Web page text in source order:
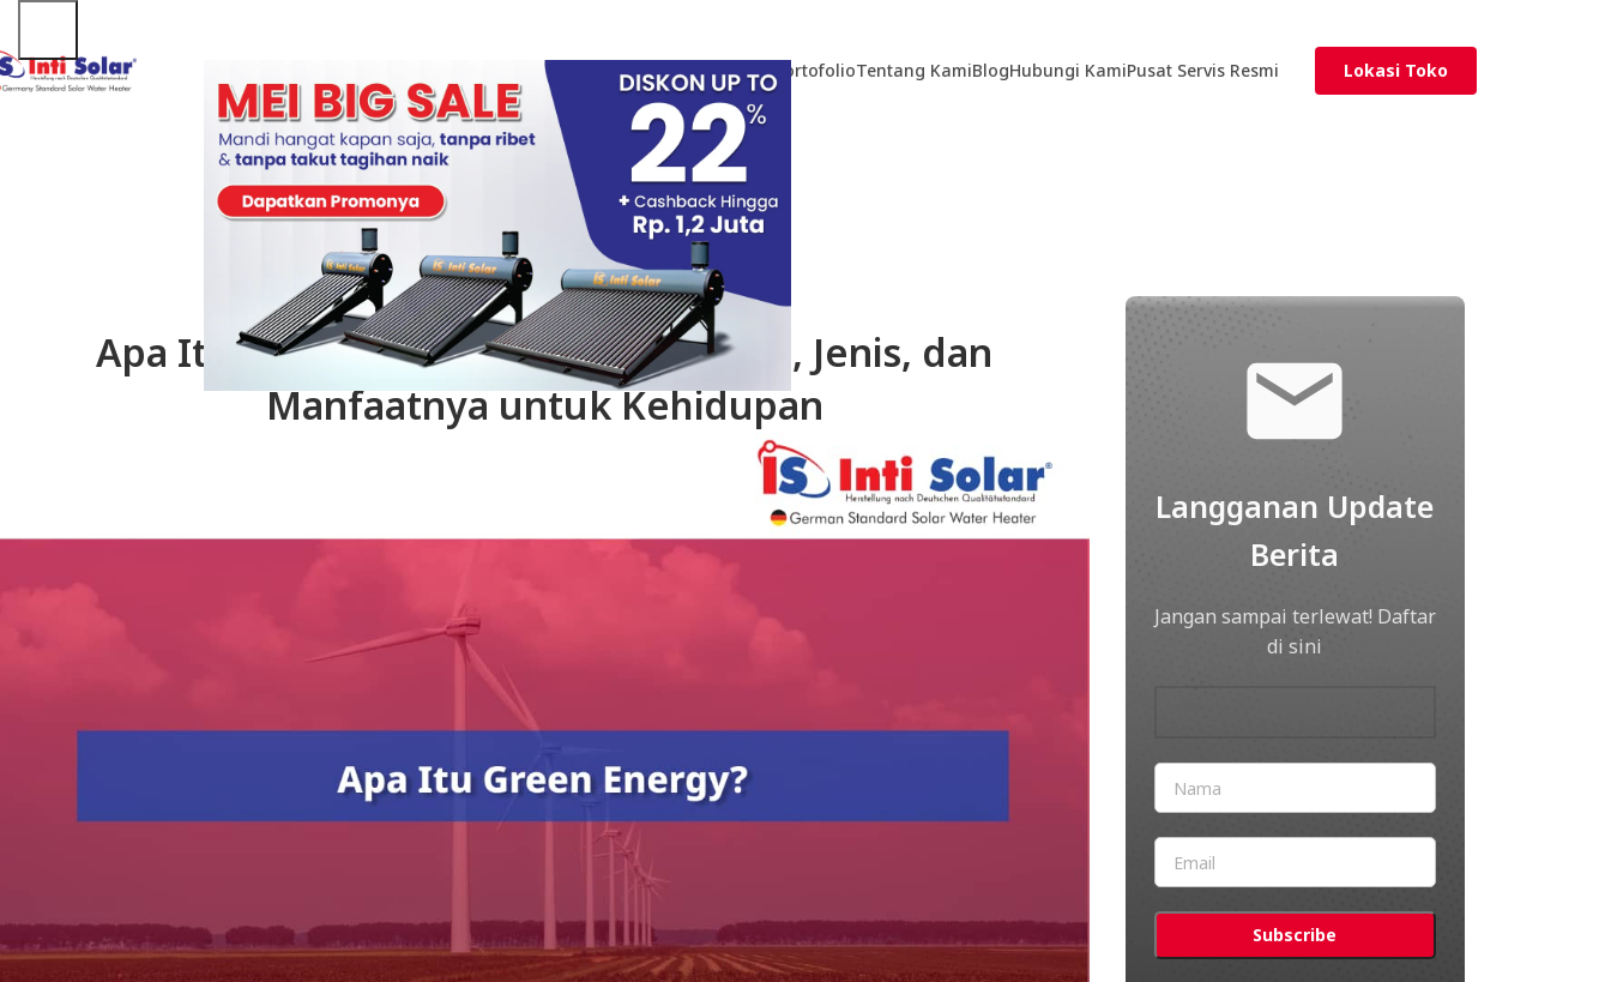
Home ProdukTeknologi PortofolioTentang KamiBlogHubungi KamiPusat Servis Resmi Lokasi Toko
ARTIKEL
Apa Itu Green Energy? Kenali Definisi, Jenis, dan
Manfaatnya untuk Kehidupan
Langganan Update
Berita
Jangan sampai terlewat! Daftar
di sini